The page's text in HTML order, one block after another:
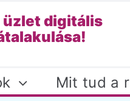
üzlet digitális
Mit tud a